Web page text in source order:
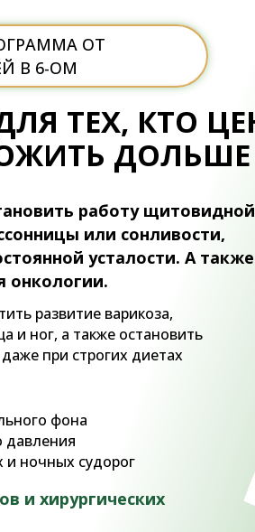
ОТ
В 6-ОМ
ТЕХ, КТО
ДОЛЬШЕ
работу щитовидной
или сонливости,
усталости. А также
онкологии.
развитие варикоза,
и ног, а также остановить
при строгих диетах
фона
давления
и ночных судорог
и хирургических